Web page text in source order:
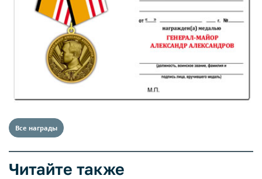
Все награды
Читайте также